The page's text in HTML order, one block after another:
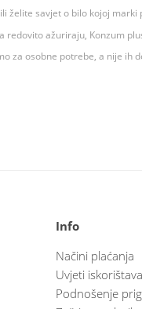
želite savjet o bilo kojoj
redovito ažuriraju, Konzum
za osobne potrebe, a nije ih
Info
Načini plaćanja
Uvjeti
Podnošenje